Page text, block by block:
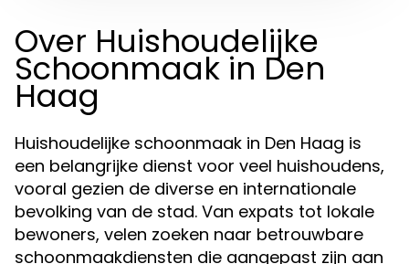
Over Huishoudelijke
Schoonmaak in Den
Haag
Huishoudelijke schoonmaak in Den Haag is
een belangrijke dienst voor veel huishoudens,
vooral gezien de diverse en internationale
bevolking van de stad. Van expats tot lokale
bewoners, velen zoeken naar betrouwbare
schoonmaakdiensten die aangepast zijn aan